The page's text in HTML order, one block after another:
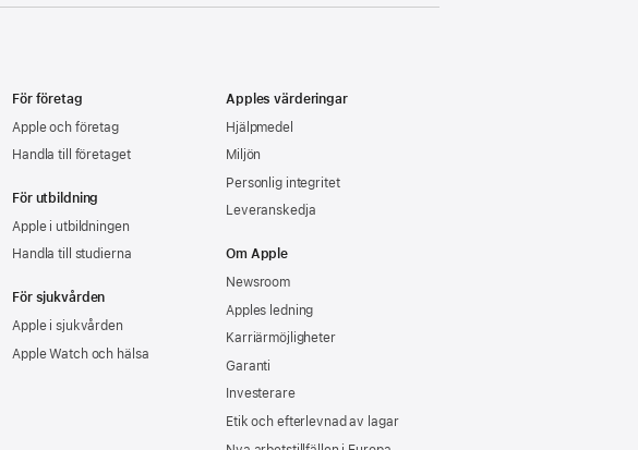
För företag
Apple och företag
Handla till företaget
För utbildning
Apple i utbildningen
Handla till studierna
För sjukvården
Apple i sjukvården
Apple Watch och hälsa
Apples värderingar
Hjälpmedel
Miljön
Personlig integritet
Leveranskedja
Om Apple
Newsroom
Apples ledning
Karriärmöjligheter
Garanti
Investerare
Etik och efterlevnad av lagar